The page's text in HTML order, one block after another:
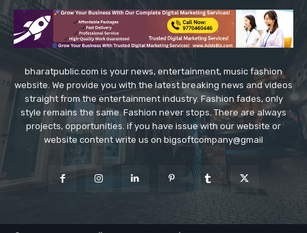
bharatpublic.com is your news, entertainment, music fashion
website. We provide you with the latest breaking news and videos
straight from the entertainment industry. Fashion fades, only
style remains the same. Fashion never stops. There are always
projects, opportunities. if you have issue with our website or
website content write us on bigsoftcompany@gmail